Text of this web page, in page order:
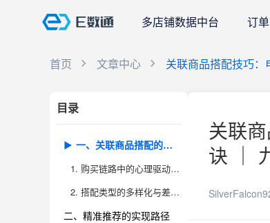
多店铺数据中台 订
首页 文章中心 关联商品搭配技巧
目录
一、关联商品搭配的底层逻辑
1. 购买链路中的心理驱动与决策机制
2. 搭配类型的多样化与差异化布局
二、精准推荐的实现路径
关联
诀 ｜